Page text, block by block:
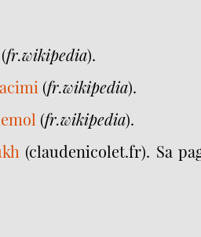
(fr.wikipedia).
(fr.wikipedia).
(fr.wikipedia).
(claudenicolet.fr). Sa